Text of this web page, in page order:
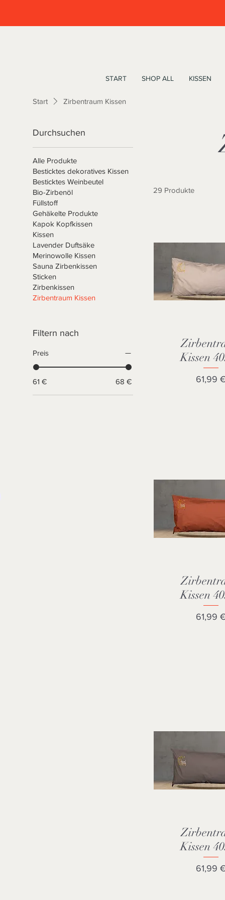
START SHOP ALL KISSEN
Start Zirbentraum Kissen
Durchsuchen
Alle Produkte
Besticktes dekoratives Kissen
Besticktes Weinbeutel
Bio-Zirbenöl
Füllstoff
Gehäkelte Produkte
Kapok Kopfkissen
Kissen
Lavender Duftsäke
Merinowolle Kissen
Sauna Zirbenkissen
Sticken
Zirbenkissen
Zirbentraum Kissen
Filtern nach
Preis
61 € 68 €
29 Produkte
Kissen
Preis
61,99
Kissen
Preis
61,99
Kissen
Preis
61,99